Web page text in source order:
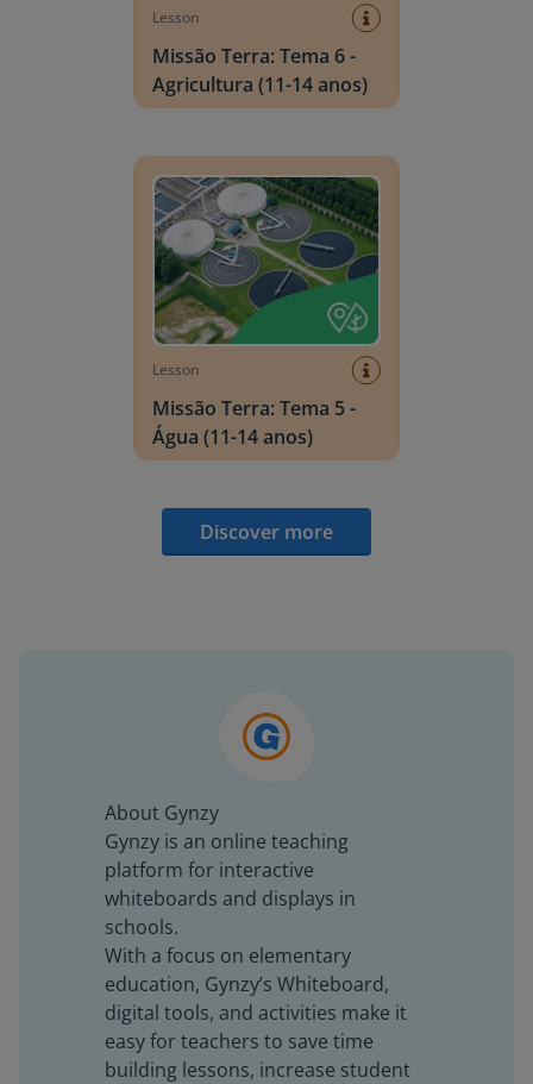
Lesson
Missão Terra: Tema 6 -
Agricultura (11-14 anos)
Lesson
Missão Terra: Tema 5 -
Água (11-14 anos)
Discover more
About Gynzy
Gynzy is an online teaching
platform for interactive
whiteboards and displays in
schools.
With a focus on elementary
education, Gynzy’s Whiteboard,
digital tools, and activities make it
easy for teachers to save time
building lessons, increase student